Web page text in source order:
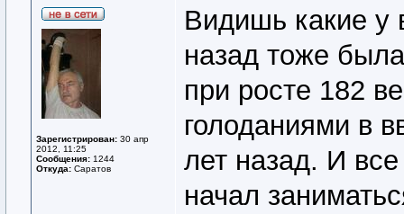
Зарегистрирован: 30 апр
2012, 11:25
Сообщения: 1244
Откуда: Саратов
Видишь какие у
назад тоже
при росте 182
голоданиями в
лет назад. И
начал